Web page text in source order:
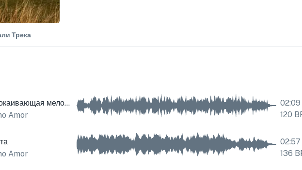
Трека
Успокаивающая мелодия
Amor
02:09
120
Amor
02:57
136